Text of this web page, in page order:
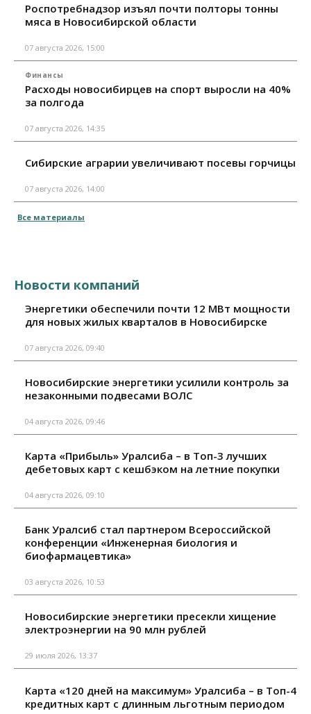
Роспотребнадзор изъял почти полторы тонны
мяса в Новосибирской области
07 августа 2026, 15:00
Финансы
Расходы новосибирцев на спорт выросли на 40%
за полгода
07 августа 2026, 14:35
Сибирские аграрии увеличивают посевы горчицы
07 августа 2026, 14:00
Все материалы
Новости компаний
Энергетики обеспечили почти 12 МВт мощности
для новых жилых кварталов в Новосибирске
07 августа 2026, 09:40
Новосибирские энергетики усилили контроль за
незаконными подвесами ВОЛС
04 августа 2026, 09:46
Карта «Прибыль» Уралсиба – в Топ-3 лучших
дебетовых карт с кешбэком на летние покупки
04 августа 2026, 09:10
Банк Уралсиб стал партнером Всероссийской
конференции «Инженерная биология и
биофармацевтика»
03 августа 2026, 10:53
Новосибирские энергетики пресекли хищение
электроэнергии на 90 млн рублей
29 июля 2026, 13:37
Карта «120 дней на максимум» Уралсиба – в Топ-4
кредитных карт с длинным льготным периодом